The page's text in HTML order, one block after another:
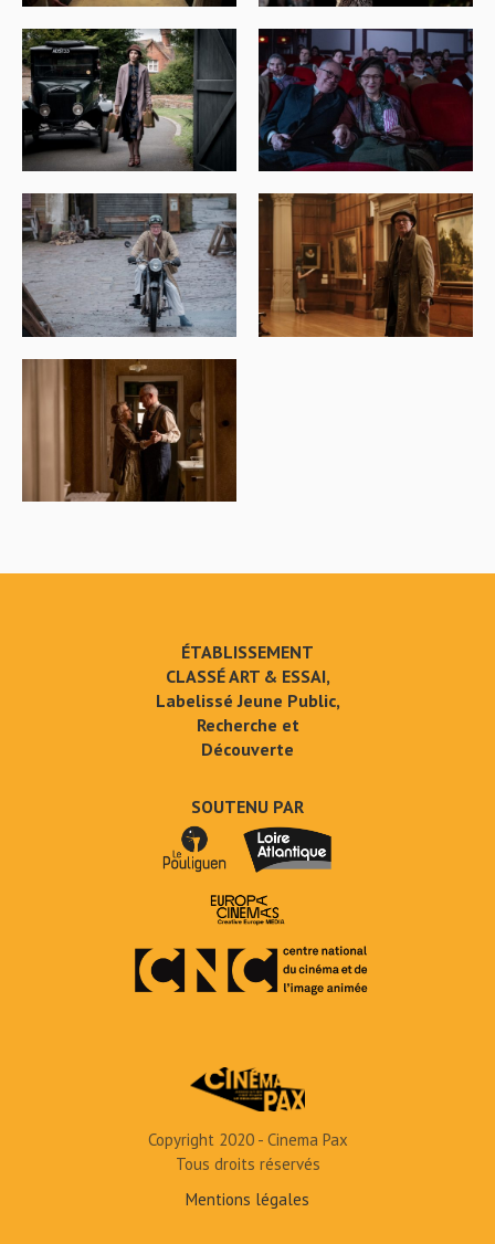
ÉTABLISSEMENT
CLASSÉ ART & ESSAI,
Labelissé Jeune Public,
Recherche et
Découverte
SOUTENU PAR
Copyright 2020 - Cinema Pax
Tous droits réservés
Mentions légales